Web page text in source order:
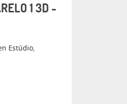
1 3D -
Estúdio